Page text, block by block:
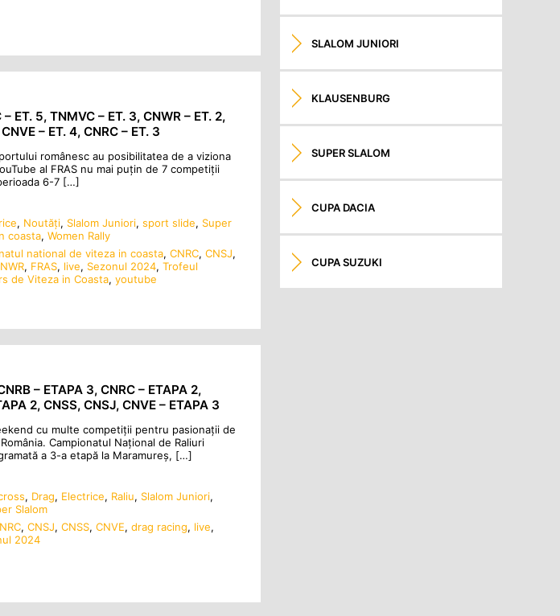
– ET. 5, TNMVC – ET. 3, CNWR – ET. 2,
– ET. 4, CNRC – ET. 3
românesc au posibilitatea de a viziona
al FRAS nu mai puțin de 7 competiții
6-7 […]
, Noutăţi, Slalom Juniori, sport slide, Super
coasta, Women Rally
national de viteza in coasta, CNRC, CNSJ,
, FRAS, live, Sezonul 2024, Trofeul
de Viteza in Coasta, youtube
– ETAPA 3, CNRC – ETAPA 2,
2, CNSS, CNSJ, CNVE – ETAPA 3
cu multe competiții pentru pasionații de
Campionatul Național de Raliuri
a 3-a etapă la Maramureș, […]
, Drag, Electrice, Raliu, Slalom Juniori,
Slalom
, CNSJ, CNSS, CNVE, drag racing, live,
2024
SLALOM JUNIORI
KLAUSENBURG
SUPER SLALOM
CUPA DACIA
CUPA SUZUKI